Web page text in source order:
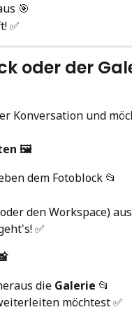
🎯
✅
oder der
Konversation und
🖼️
dem Fotoblock 📂
den Workspace)
✅
die Galerie 📂
möchtest ✅